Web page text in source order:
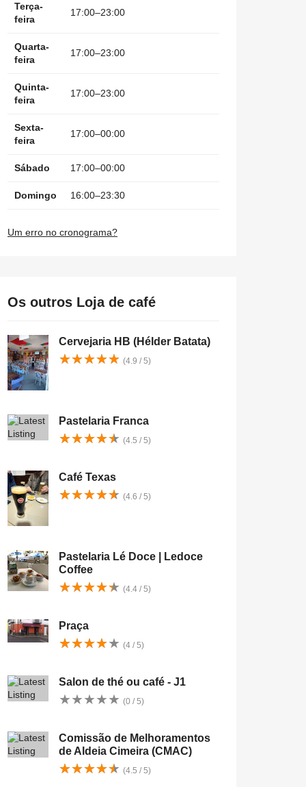
Terça-
feira
17:00–23:00
Quarta-
feira
17:00–23:00
Quinta-
feira
17:00–23:00
Sexta-
feira
17:00–00:00
Sábado 17:00–00:00
Domingo 16:00–23:30
Um erro no cronograma?
Os outros Loja de café
Cervejaria HB (Hélder Batata)
★★★★★
★★★★★ (4.9 / 5)
Pastelaria Franca
★★★★★
★★★★★ (4.5 / 5)
Café Texas
★★★★★
★★★★★ (4.6 / 5)
Pastelaria Lé Doce | Ledoce
Coffee
★★★★★
★★★★★ (4.4 / 5)
Praça
★★★★★
★★★★★ (4 / 5)
Salon de thé ou café - J1
★★★★★
★★★★★ (0 / 5)
Comissão de Melhoramentos
de Aldeia Cimeira (CMAC)
★★★★★
★★★★★ (4.5 / 5)